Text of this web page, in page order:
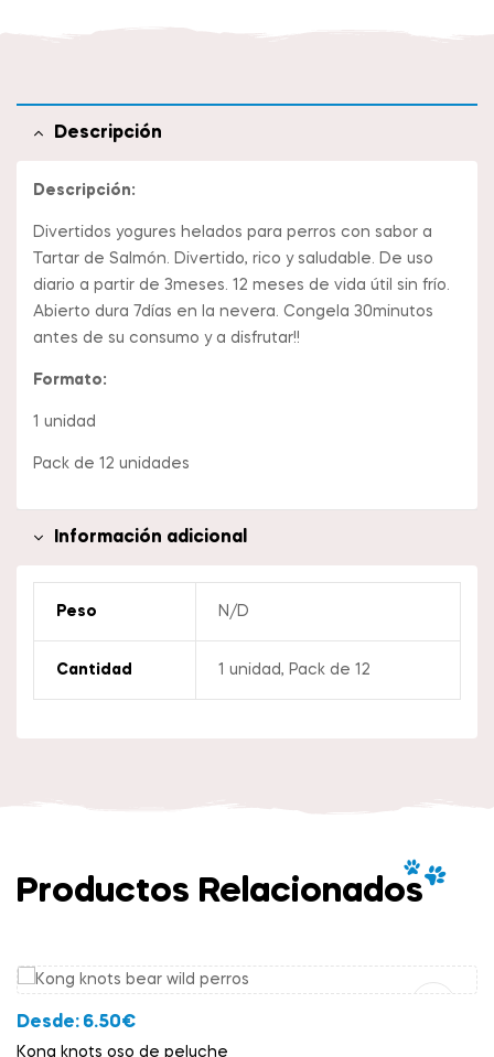
Descripción
Descripción:
Divertidos yogures helados para perros con sabor a
Tartar de Salmón. Divertido, rico y saludable. De uso
diario a partir de 3meses. 12 meses de vida útil sin frío.
Abierto dura 7días en la nevera. Congela 30minutos
antes de su consumo y a disfrutar!!
Formato:
1 unidad
Pack de 12 unidades
Información adicional
Peso N/D
Cantidad 1 unidad, Pack de 12
Productos Relacionados
Desde: 6.50€
Kong knots oso de peluche